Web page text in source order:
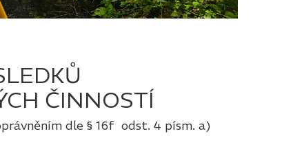
ČINNOSTÍ
dle § 16f odst. 4 písm. a)